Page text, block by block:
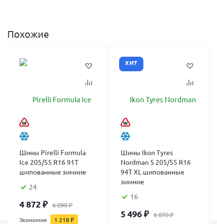
Похожие
Шины Pirelli Formula
Ice 205/55 R16 91T
шипованные зимние
24
4 872 ₽ 6 090₽
Экономия 1 218 ₽
ХИТ
Шины Ikon Tyres
Nordman 5 205/55 R16
94T XL шипованные
зимние
16
5 496₽ 6 870₽